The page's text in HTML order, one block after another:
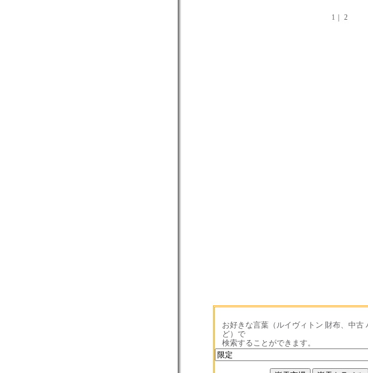
1｜ 2
お好きな言葉（ルイヴィトン 財布、中古
ど）で
検索することができます。